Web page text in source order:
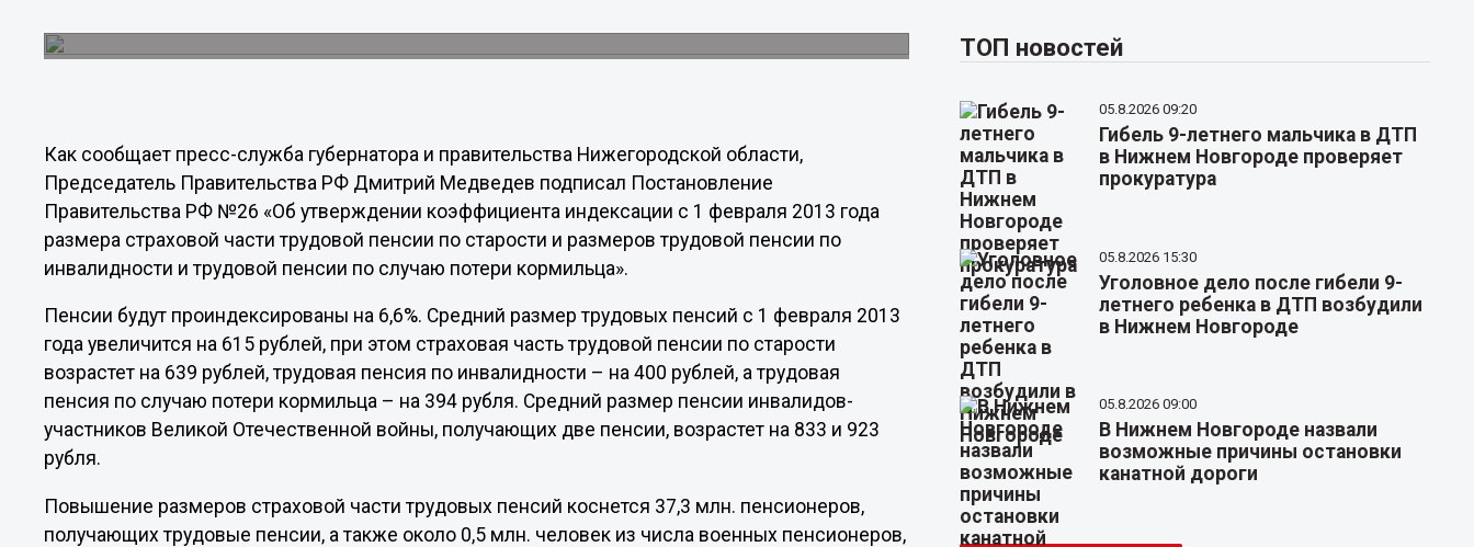
Как сообщает пресс-служба губернатора и правительства Нижегородской области,
Председатель Правительства РФ Дмитрий Медведев подписал Постановление
Правительства РФ №26 «Об утверждении коэффициента индексации с 1 февраля 2013 года
размера страховой части трудовой пенсии по старости и размеров трудовой пенсии по
инвалидности и трудовой пенсии по случаю потери кормильца».
Пенсии будут проиндексированы на 6,6%. Средний размер трудовых пенсий с 1 февраля 2013
года увеличится на 615 рублей, при этом страховая часть трудовой пенсии по старости
возрастет на 639 рублей, трудовая пенсия по инвалидности – на 400 рублей, а трудовая
пенсия по случаю потери кормильца – на 394 рубля. Средний размер пенсии инвалидов-
участников Великой Отечественной войны, получающих две пенсии, возрастет на 833 и 923
рубля.
Повышение размеров страховой части трудовых пенсий коснется 37,3 млн. пенсионеров,
получающих трудовые пенсии, а также около 0,5 млн. человек из числа военных пенсионеров,
ТОП новостей
05.8.2026 09:20
Гибель 9-летнего мальчика в ДТП
в Нижнем Новгороде проверяет
прокуратура
05.8.2026 15:30
Уголовное дело после гибели 9-
летнего ребенка в ДТП возбудили
в Нижнем Новгороде
05.8.2026 09:00
В Нижнем Новгороде назвали
возможные причины остановки
канатной дороги